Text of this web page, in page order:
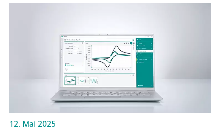
12. Mai 2025